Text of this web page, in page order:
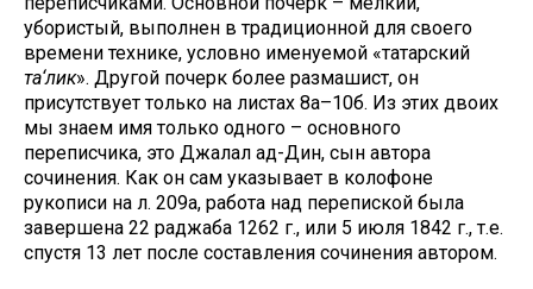
убористый, выполнен в традиционной для своего
времени технике, условно именуемой «татарский
та‘лик». Другой почерк более размашист, он
присутствует только на листах 8а–10б. Из этих двоих
мы знаем имя только одного – основного
переписчика, это Джалал ад-Дин, сын автора
сочинения. Как он сам указывает в колофоне
рукописи на л. 209а, работа над перепиской была
завершена 22 раджаба 1262 г., или 5 июля 1842 г., т.е.
спустя 13 лет после составления сочинения автором.